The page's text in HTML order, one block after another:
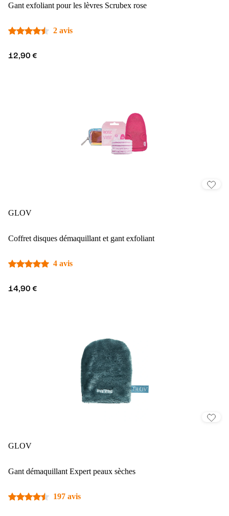
Gant exfoliant pour les lèvres Scrubex rose
2 avis
12,90 €
GLOV
Coffret disques démaquillant et gant exfoliant
4 avis
14,90 €
GLOV
Gant démaquillant Expert peaux sèches
197 avis